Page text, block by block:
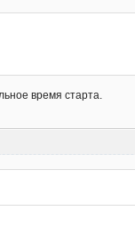
время старта.